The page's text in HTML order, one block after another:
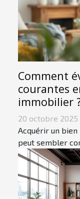
Comment
courantes
immobilier
20 octobre 2025
Acquérir un
peut sembler